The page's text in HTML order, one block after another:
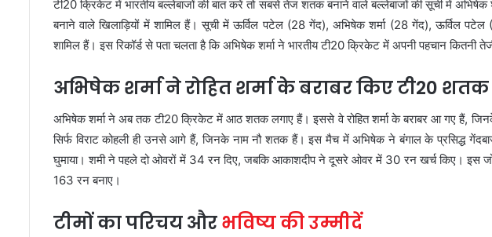
टी20 क्रिकेट में भारतीय बल्लेबाजों की बात करें तो सबसे तेज शतक बनाने वाले बल्लेबाजों की सूची में
बनाने वाले खिलाड़ियों में शामिल हैं। सूची में ऊर्विल पटेल (28 गेंद), अभिषेक शर्मा (28 गेंद), ऊर्विल
शामिल हैं। इस रिकॉर्ड से पता चलता है कि अभिषेक शर्मा ने भारतीय टी20 क्रिकेट में अपनी पहचान कितनी
अभिषेक शर्मा ने रोहित शर्मा के बराबर किए टी20 शतक
अभिषेक शर्मा ने अब तक टी20 क्रिकेट में आठ शतक लगाए हैं। इससे वे रोहित शर्मा के बराबर आ गए हैं,
सिर्फ विराट कोहली ही उनसे आगे हैं, जिनके नाम नौ शतक हैं। इस मैच में अभिषेक ने बंगाल के प्रसिद्ध
घुमाया। शमी ने पहले दो ओवरों में 34 रन दिए, जबकि आकाशदीप ने दूसरे ओवर में 30 रन खर्च किए। इस
163 रन बनाए।
टीमों का परिचय औरभविष्य की उम्मीदें